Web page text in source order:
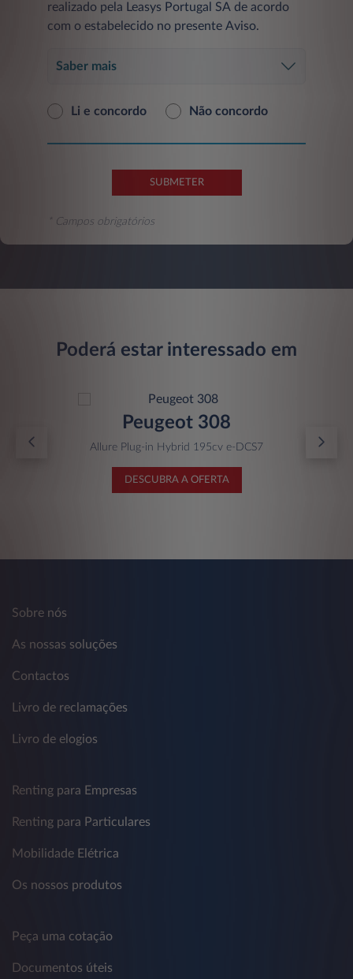
realizado pela Leasys Portugal SA de acordo
com o estabelecido no presente Aviso.
Saber mais
Li e concordo Não concordo
SUBMETER
* Campos obrigatórios
Poderá estar interessado em
Peugeot 308
Allure Plug-in Hybrid 195cv e-DCS7
DESCUBRA A OFERTA
Sobre nós
As nossas soluções
Contactos
Livro de reclamações
Livro de elogios
Renting para Empresas
Renting para Particulares
Mobilidade Elétrica
Os nossos produtos
Peça uma cotação
Documentos úteis